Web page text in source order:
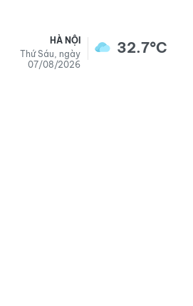
HÀ NỘI
Thứ Sáu, ngày
07/08/2026
32.7°C